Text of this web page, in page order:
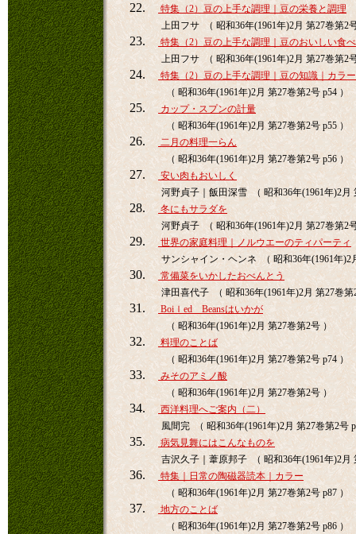
22.
特集（2）豆の上手な調理｜豆の栄養と調理
上田フサ （ 昭和36年(1961年)2月 第27巻第2
23.
特集（2）豆の上手な調理｜豆のおいしい食
上田フサ （ 昭和36年(1961年)2月 第27巻第2
24.
特集（2）豆の上手な調理｜豆の知識｜カラ
（ 昭和36年(1961年)2月 第27巻第2号 p54 ）
25.
カップ・スプンの計量
（ 昭和36年(1961年)2月 第27巻第2号 p55 ）
26.
二月の料理一らん
（ 昭和36年(1961年)2月 第27巻第2号 p56 ）
27.
安い肉もおいしく
河野貞子｜飯田深雪 （ 昭和36年(1961年)2月
28.
冬にもサラダを
河野貞子 （ 昭和36年(1961年)2月 第27巻第2
29.
世界の家庭料理｜ノルウエーのティパーティ
サンシャイン・ヘンネ （ 昭和36年(1961年)2
30.
常備菜をいかしたおべんとう
津田喜代子 （ 昭和36年(1961年)2月 第27巻第
31.
Boiｌed Beansはいかが
（ 昭和36年(1961年)2月 第27巻第2号 ）
32.
料理のことば
（ 昭和36年(1961年)2月 第27巻第2号 p74 ）
33.
みそのアミノ酸
（ 昭和36年(1961年)2月 第27巻第2号 ）
34.
西洋料理へご案内（二）
風間完 （ 昭和36年(1961年)2月 第27巻第2号
35.
病気見舞にはこんなものを
吉沢久子｜葦原邦子 （ 昭和36年(1961年)2月
36.
特集｜日常の陶磁器読本｜カラー
（ 昭和36年(1961年)2月 第27巻第2号 p87 ）
37.
地方のことば
（ 昭和36年(1961年)2月 第27巻第2号 p86 ）